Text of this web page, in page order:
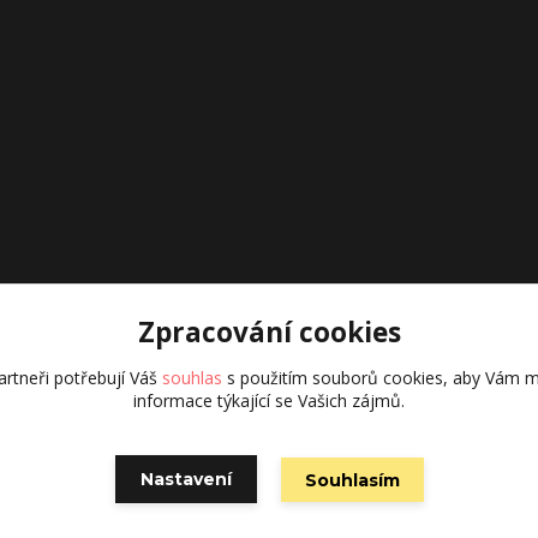
Zpracování cookies
potřebují Váš souhlas s použitím souborů cookies, aby Vám
informace týkající se Vašich zájmů.
Nastavení Souhlasím